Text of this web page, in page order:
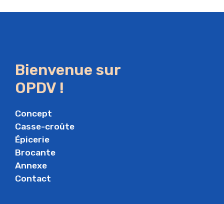
Bienvenue sur
OPDV !
Concept
Casse-croûte
Épicerie
Brocante
Annexe
Contact